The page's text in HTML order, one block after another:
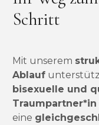
Schritt
Mit unserem
Ablauf
bisexuelle und
Traumpartner*in
eine